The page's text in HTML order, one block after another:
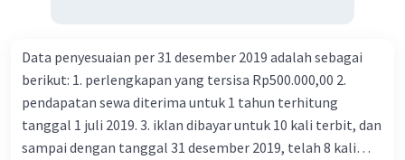
Data penyesuaian per 31 desember 2019 adalah sebagai
berikut: 1. perlengkapan yang tersisa Rp500.000,00 2.
pendapatan sewa diterima untuk 1 tahun terhitung
tanggal 1 juli 2019. 3. iklan dibayar untuk 10 kali terbit, dan
sampai dengan tanggal 31 desember 2019, telah 8 kali